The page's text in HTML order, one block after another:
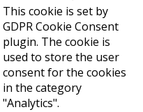
This cookie is set by
GDPR Cookie Consent
plugin. The cookie is
used to store the user
consent for the cookies
in the category
"Analytics".